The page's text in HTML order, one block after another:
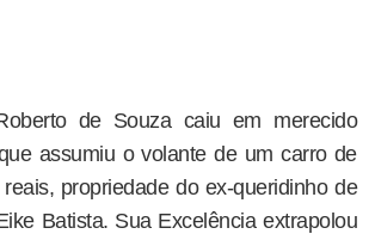
de Souza caiu em merecido
assumiu o volante de um carro de
propriedade do ex-queridinho de
Batista. Sua Excelência extrapolou